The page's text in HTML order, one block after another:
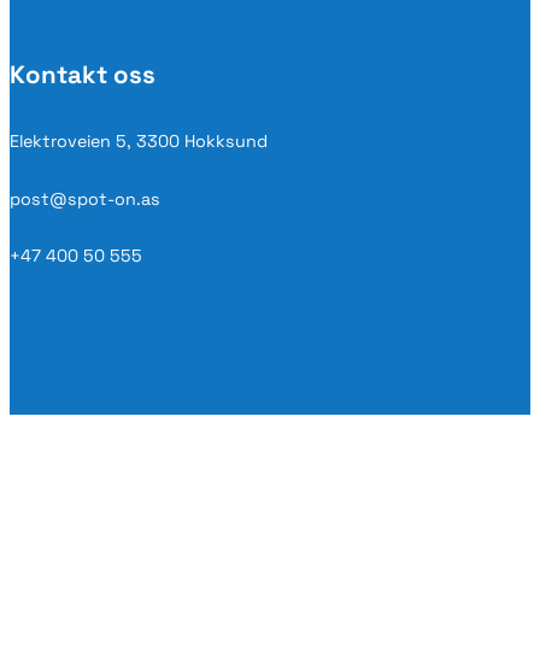
Kontakt oss
Elektroveien 5, 3300 Hokksund
post@spot-on.as
+47 400 50 555